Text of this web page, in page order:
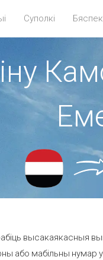
Суполкі
высакаякасныя
або мабільны нумар